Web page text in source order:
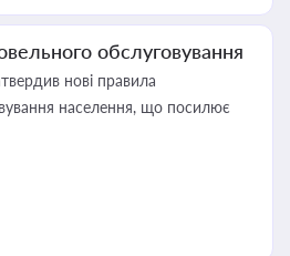
обслуговування
нові правила
населення, що посилює